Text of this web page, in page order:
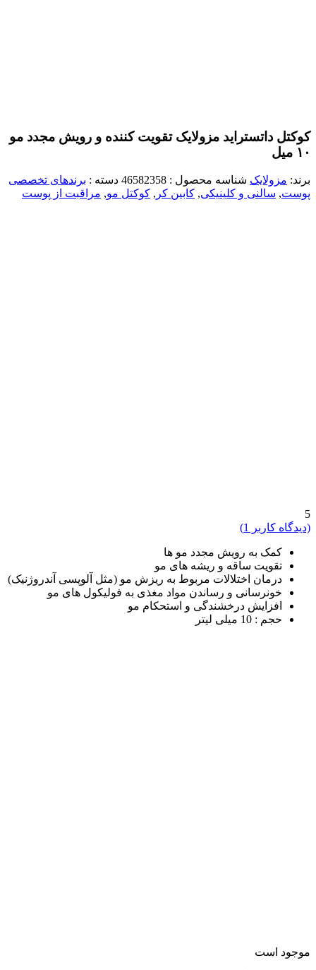
کوکتل داتستراید مزولایک تقویت کننده و رویش مجدد مو
۱۰ میل
برند: مزولایک شناسه محصول : 46582358 دسته : برندهای تخصصی
پوست, سالنی و کلینیکی, کابین کر , کوکتل مو, مراقبت از پوست
5
(دیدگاه کاربر 1
)
کمک به رویش مجدد مو ها
تقویت ساقه و ریشه های مو
درمان اختلالات مربوط به ریزش مو (مثل آلوپسی آندروژنیک)
خونرسانی و رساندن مواد مغذی به فولیکول های مو
افزایش درخشندگی و استحکام مو
حجم : 10 میلی لیتر
موجود است